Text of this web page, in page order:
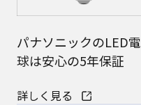
パナソニックのLED電
球は安心の5年保証
詳しく見る